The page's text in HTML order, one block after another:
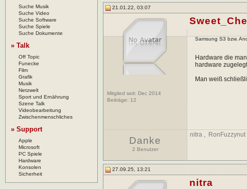
Suche Musik
Suche Video
Suche Software
Suche Spiele
Suche Dokumente
» Talk
Off Topic
Funecke
Film
Grafik
Musik
Netzwelt
Sport und Ernährung
Szene Talk
Videobearbeitung
Zwischenmenschliches
» Support
Apple
Microsoft
PC Spiele
Hardware
Konsolen
Sicherheit
21.01.22, 03:07
Mitglied seit: Dec 2014
Beiträge: 12
Samsung S3 bzw.
Hardware die
hardware
Man weiß
Danke
2 Benutzer
nitra , RonFuzzynut
27.09.25, 13:21
nitra